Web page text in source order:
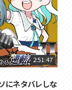
2:51:47
にネタバレしな